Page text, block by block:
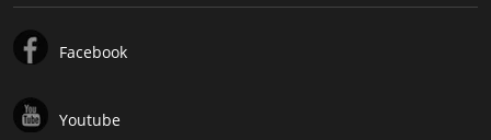
Facebook
Youtube